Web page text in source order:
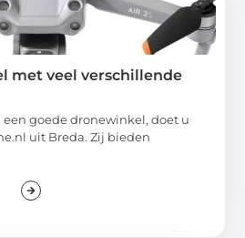
met veel verschillende
goede dronewinkel, doet u
uit Breda. Zij bieden